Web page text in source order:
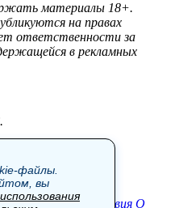
материалы 18+.
на правах
ответственности за
в рекламных
В мире Происшествия О
файлы.
вы